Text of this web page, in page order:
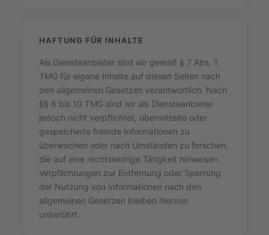
HAFTUNG FÜR INHALTE
Als Diensteanbieter sind wir gemäß § 7 Abs. 1
TMG für eigene Inhalte auf diesen Seiten nach
den allgemeinen Gesetzen verantwortlich. Nach
§§ 8 bis 10 TMG sind wir als Diensteanbieter
jedoch nicht verpflichtet, übermittelte oder
gespeicherte fremde Informationen zu
überwachen oder nach Umständen zu forschen,
die auf eine rechtswidrige Tätigkeit hinweisen.
Verpflichtungen zur Entfernung oder Sperrung
der Nutzung von Informationen nach den
allgemeinen Gesetzen bleiben hiervon
unberührt.